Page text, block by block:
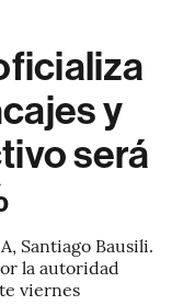
y
será
Santiago Bausili.
la autoridad
viernes